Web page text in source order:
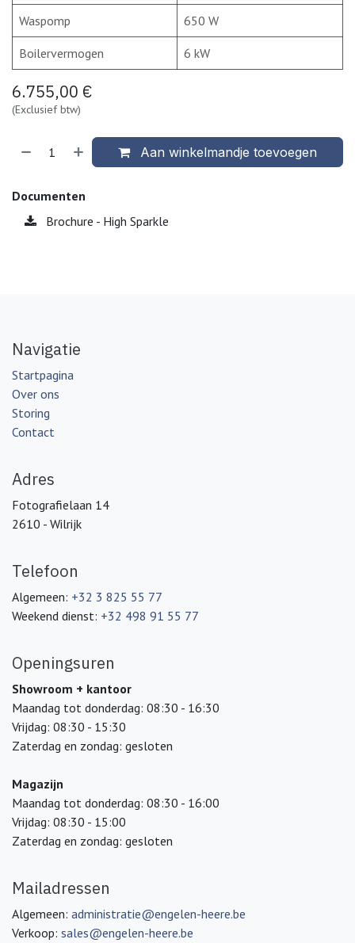
Waspomp 650 W
Boilervermogen 6 kW
6.755,00 €
(Exclusief btw)
Aan winkelmandje toevoegen
Documenten
Brochure - High Sparkle
Navigatie
Startpagina
Over ons
Storing
Contact
Adres
Fotografielaan 14
2610 - Wilrijk
Telefoon
Algemeen: +32 3 825 55 77
Weekend dienst: +32 498 91 55 77
Openingsuren
Showroom + kantoor
Maandag tot donderdag: 08:30 - 16:30
Vrijdag: 08:30 - 15:30
Zaterdag en zondag: gesloten
Magazijn
Maandag tot donderdag: 08:30 - 16:00
Vrijdag: 08:30 - 15:00
Zaterdag en zondag: gesloten
Mailadressen
Algemeen: administratie@engelen-heere.be
Verkoop: sales@engelen-heere.be